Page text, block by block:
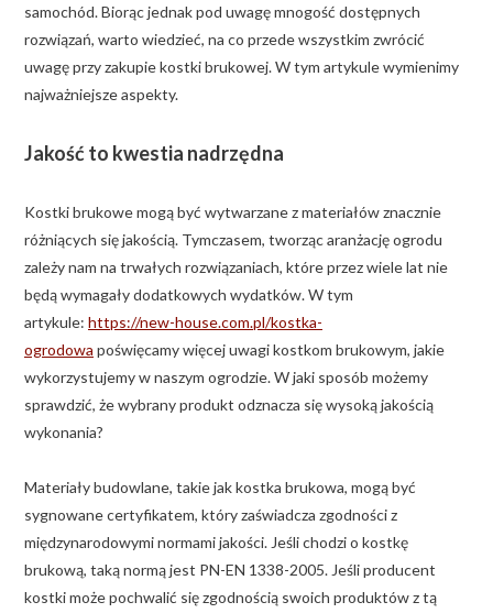
samochód. Biorąc jednak pod uwagę mnogość dostępnych
rozwiązań, warto wiedzieć, na co przede wszystkim zwrócić
uwagę przy zakupie kostki brukowej. W tym artykule wymienimy
najważniejsze aspekty.
Jakość to kwestia nadrzędna
Kostki brukowe mogą być wytwarzane z materiałów znacznie
różniących się jakością. Tymczasem, tworząc aranżację ogrodu
zależy nam na trwałych rozwiązaniach, które przez wiele lat nie
będą wymagały dodatkowych wydatków. W tym
artykule: https://new-house.com.pl/kostka-
ogrodowa poświęcamy więcej uwagi kostkom brukowym, jakie
wykorzystujemy w naszym ogrodzie. W jaki sposób możemy
sprawdzić, że wybrany produkt odznacza się wysoką jakością
wykonania?
Materiały budowlane, takie jak kostka brukowa, mogą być
sygnowane certyfikatem, który zaświadcza zgodności z
międzynarodowymi normami jakości. Jeśli chodzi o kostkę
brukową, taką normą jest PN-EN 1338-2005. Jeśli producent
kostki może pochwalić się zgodnością swoich produktów z tą